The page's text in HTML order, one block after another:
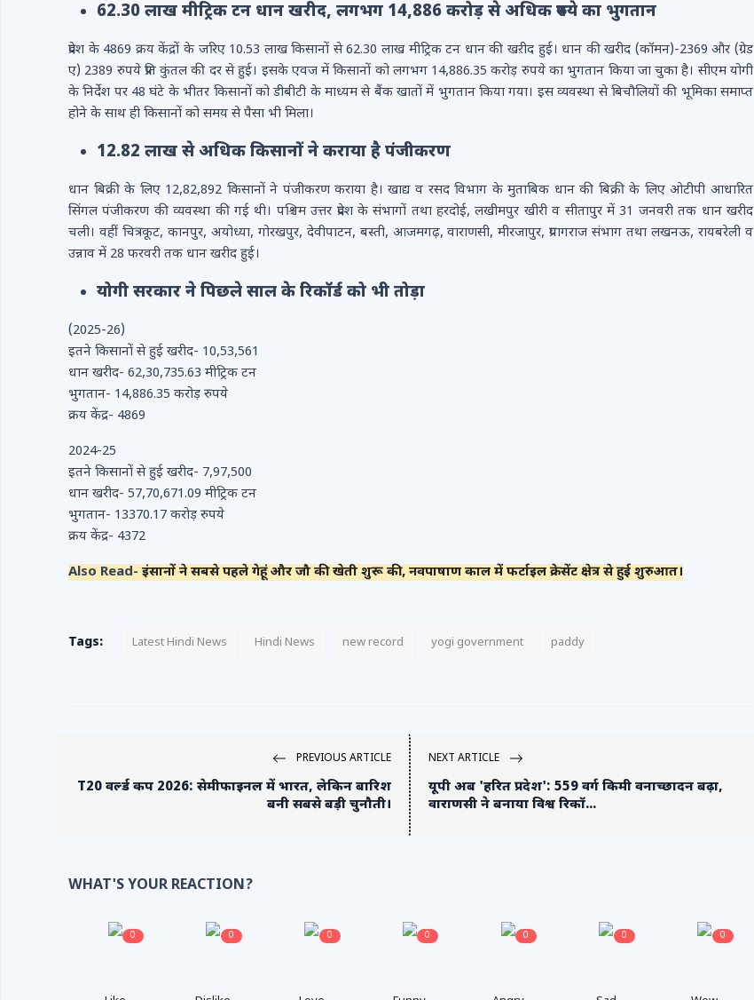
62.30 लाख मीट्रिक टन धान खरीद, लगभग 14,886 करोड़ से अधिक रुपये का भुगतान
प्रदेश के 4869 क्रय केंद्रों के जरिए 10.53 लाख किसानों से 62.30 लाख मीट्रिक टन धान की खऱीद हुई। धान की खरीद (कॉमन)-2369 और (ग्रेड
ए) 2389 रुपये प्रति कुंतल की दर से हुई। इसके एवज में किसानों को लगभग 14,886.35 करोड़ रुपये का भुगतान किया जा चुका है। सीएम योगी
के निर्देश पर 48 घंटे के भीतर किसानों को डीबीटी के माध्यम से बैंक खातों में भुगतान किया गया। इस व्यवस्था से बिचौलियों की भूमिका समाप्त
होने के साथ ही किसानों को समय से पैसा भी मिला।
12.82 लाख से अधिक किसानों ने कराया है पंजीकरण
धान बिक्री के लिए 12,82,892 किसानों ने पंजीकरण कराया है। खाद्य व रसद विभाग के मुताबिक धान की बिक्री के लिए ओटीपी आधारित
सिंगल पंजीकरण की व्यवस्था की गई थी। पश्चिम उत्तर प्रदेश के संभागों तथा हरदोई, लखीमपुर खीरी व सीतापुर में 31 जनवरी तक धान खरीद
चली। वहीं चित्रकूट, कानपुर, अयोध्या, गोरखपुर, देवीपाटन, बस्ती, आजमगढ़, वाराणसी, मीरजापुर, प्रयागराज संभाग तथा लखनऊ, रायबरेली व
उन्नाव में 28 फरवरी तक धान खरीद हुई।
योगी सरकार ने पिछले साल के रिकॉर्ड को भी तोड़ा
(2025-26)
इतने किसानों से हुई खरीद- 10,53,561
धान खरीद- 62,30,735.63 मीट्रिक टन
भुगतान- 14,886.35 करोड़ रुपये
क्रय केंद्र- 4869
2024-25
इतने किसानों से हुई खरीद- 7,97,500
धान खरीद- 57,70,671.09 मीट्रिक टन
भुगतान- 13370.17 करोड़ रुपये
क्रय केंद्र- 4372
Also Read- इंसानों ने सबसे पहले गेहूं और जौ की खेती शुरू की, नवपाषाण काल में फर्टाइल क्रेसेंट क्षेत्र से हुई शुरुआत।
Tags: Latest Hindi News Hindi News new record yogi government paddy
PREVIOUS ARTICLE
T20 वर्ल्ड कप 2026: सेमीफाइनल में भारत, लेकिन बारिश
बनी सबसे बड़ी चुनौती।
NEXT ARTICLE
यूपी अब 'हरित प्रदेश': 559 वर्ग किमी वनाच्छादन बढ़ा,
वाराणसी ने बनाया विश्व रिकॉ...
WHAT'S YOUR REACTION?
0 0 0 0 0 0 0